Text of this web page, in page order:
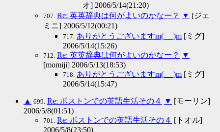
オ] 2006/5/14(21:20)
707. Re: 英英辞典は何がよいのかなー？ ▼ [ジェ
ミニ] 2006/5/12(00:21)
717. ありがとうございますm(_ _)m [ミグ]
2006/5/14(15:26)
712. Re: 英英辞典は何がよいのかなー？
▼
[momiji] 2006/5/13(18:53)
718. ありがとうございますm(_ _)m [ミグ]
2006/5/14(15:47)
▲ 699. Re: ボストンでの英語生活その４ ▼ [モーリン]
2006/5/8(01:51)
701. Re: ボストンでの英語生活その４ [トオル]
2006/5/8(23:50)